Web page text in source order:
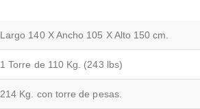
Largo 140 X Ancho 105 X Alto 150 cm.
1 Torre de 110 Kg. (243 lbs)
214 Kg. con torre de pesas.